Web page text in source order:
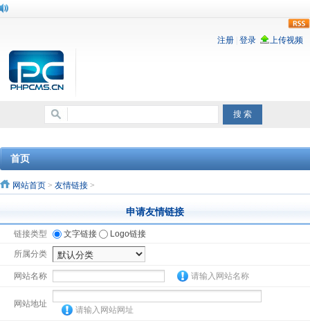
首页
网站首页 > 友情链接 >
申请友情链接
链接类型 文字链接 Logo链接
所属分类
网站名称 请输入网站名称
网站地址
请输入网站网址